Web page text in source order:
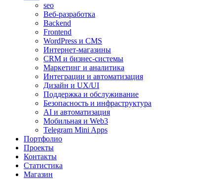
seo
Веб-разработка
Backend
Frontend
WordPress и CMS
Интернет-магазины
CRM и бизнес-системы
Маркетинг и аналитика
Интеграции и автоматизация
Дизайн и UX/UI
Поддержка и обслуживание
Безопасность и инфраструктура
AI и автоматизация
Мобильная и Web3
Telegram Mini Apps
Портфолио
Проекты
Контакты
Статистика
Магазин